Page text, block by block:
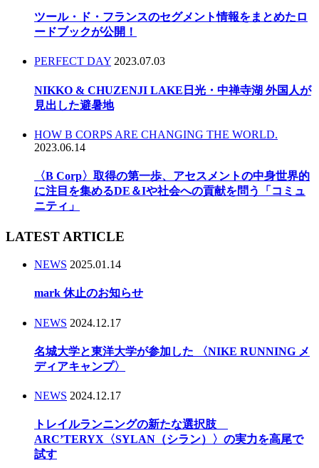
ツール・ド・フランスのセグメント情報をまとめたロ
ードブックが公開！
PERFECT DAY 2023.07.03
NIKKO & CHUZENJI LAKE日光・中禅寺湖 外国人が
見出した避暑地
HOW B CORPS ARE CHANGING THE WORLD.
2023.06.14
〈B Corp〉取得の第一歩、アセスメントの中身世界的
に注目を集めるDE＆Iや社会への貢献を問う「コミュ
ニティ」
LATEST ARTICLE
NEWS 2025.01.14
mark 休止のお知らせ
NEWS 2024.12.17
名城大学と東洋大学が参加した 〈NIKE RUNNING メ
ディアキャンプ〉
NEWS 2024.12.17
トレイルランニングの新たな選択肢
ARC’TERYX〈SYLAN（シラン）〉の実力を高尾で
試す